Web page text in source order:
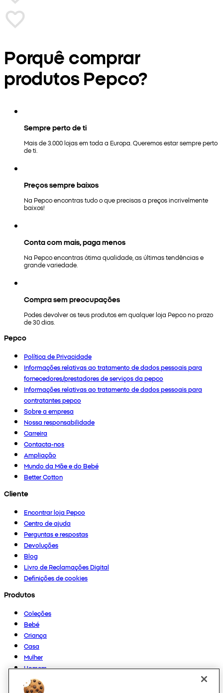
Porquê comprar
produtos Pepco?
Sempre perto de ti
Mais de 3.000 lojas em toda a Europa. Queremos estar sempre perto
de ti.
Preços sempre baixos
Na Pepco encontras tudo o que precisas a preços incrivelmente
baixos!
Conta com mais, paga menos
Na Pepco encontras ótima qualidade, as últimas tendências e
grande variedade.
Compra sem preocupações
Podes devolver os teus produtos em qualquer loja Pepco no prazo
de 30 dias.
Pepco
Política de Privacidade
Informações relativas ao tratamento de dados pessoais para
fornecedores/prestadores de serviços da pepco
Informações relativas ao tratamento de dados pessoais para
contratantes pepco
Sobre a empresa
Nossa responsabilidade
Carreira
Contacta-nos
Ampliação
Mundo da Mãe e do Bebé
Better Cotton
Cliente
Encontrar loja Pepco
Centro de ajuda
Perguntas e respostas
Devoluções
Blog
Livro de Reclamações Digital
Definições de cookies
Produtos
Coleções
Bebé
Criança
Casa
Mulher
Homem
Outros